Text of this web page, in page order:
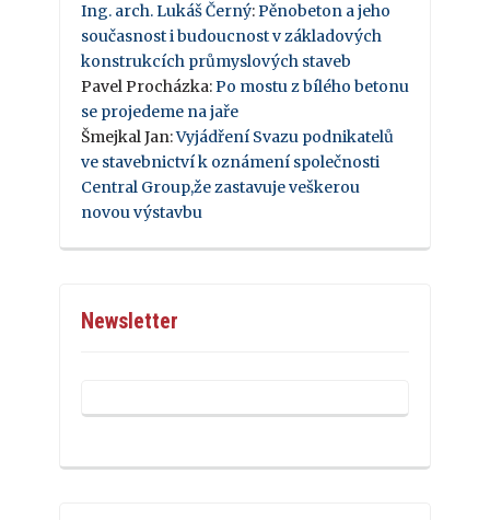
Ing. arch. Lukáš Černý:Pěnobeton a jeho
současnost i budoucnost v základových
konstrukcích průmyslových staveb
Pavel Procházka:Po mostu z bílého betonu
se projedeme na jaře
Šmejkal Jan:Vyjádření Svazu podnikatelů
ve stavebnictví k oznámení společnosti
Central Group,že zastavuje veškerou
novou výstavbu
Newsletter